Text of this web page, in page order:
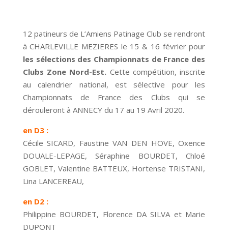
12 patineurs de L’Amiens Patinage Club se rendront
à CHARLEVILLE MEZIERES le 15 & 16 février pour
les sélections des Championnats de France des
Clubs Zone Nord-Est. Cette compétition, inscrite
au calendrier national, est sélective pour les
Championnats de France des Clubs qui se
dérouleront à ANNECY du 17 au 19 Avril 2020.
en D3 :
Cécile SICARD, Faustine VAN DEN HOVE, Oxence
DOUALE-LEPAGE, Séraphine BOURDET, Chloé
GOBLET, Valentine BATTEUX, Hortense TRISTANI,
Lina LANCEREAU,
en D2 :
Philippine BOURDET, Florence DA SILVA et Marie
DUPONT